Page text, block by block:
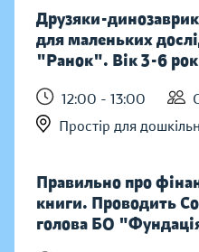
Друзяки-
для маленьких
"Ранок". Вік 3-6
12:00 - 13:00
Простір для
Правильно про
книги. Проводить
голова БО